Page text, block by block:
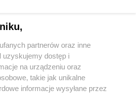
partnerów oraz inne
uzyskujemy dostęp i
na urządzeniu oraz
takie jak unikalne
informacje wysyłane przez